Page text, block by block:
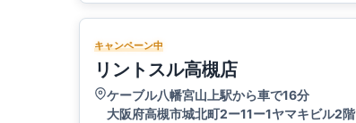
キャンペーン中
リントスル高槻店
ケーブル八幡宮山上駅から車で16分
大阪府高槻市城北町2ー11ー1ヤマキビル2階